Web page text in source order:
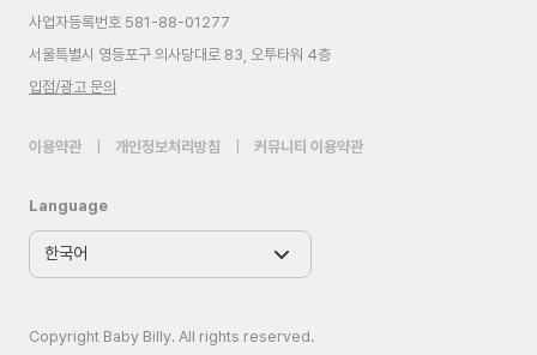
사업자등록번호 581-88-01277
서울특별시 영등포구 의사당대로 83, 오투타워 4층
입점/광고 문의
이용약관 개인정보처리방침 커뮤니티 이용약관
Language
Copyright Baby Billy. All rights reserved.